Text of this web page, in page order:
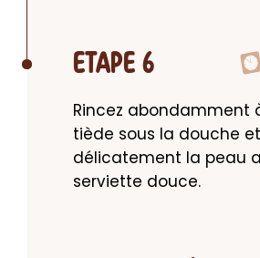
ETAPE 6
Rincez abondamment
tiède sous la douche
délicatement la peau
serviette douce.